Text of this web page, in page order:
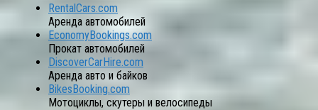
RentalCars.com
Аренда автомобилей
EconomyBookings.com
Прокат автомобилей
DiscoverCarHire.com
Аренда авто и байков
BikesBooking.com
Мотоциклы, скутеры и велосипеды